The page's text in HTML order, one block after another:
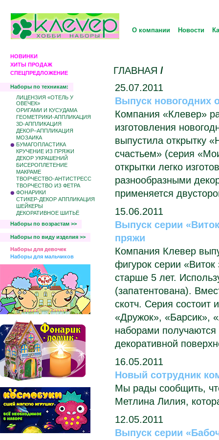
О компании Новости
НОВИНКИ
ХИТЫ ПРОДАЖ
СПЕЦПРЕДЛОЖЕНИЕ
Наборы по техникам:
ЛИЦЕНЗИЯ «ОТЕЛЬ У
ОВЕЧЕК»
ОРИГАМИ И КУСУДАМА
ГЕОМЕТРИКИ-АППЛИКАЦИЯ
3D-АППЛИКАЦИЯ
ДЕКОР–АППЛИКАЦИЯ
МОЗАИКА
БУМАГОПЛАСТИКА
КРУЧЕНИЕ ИЗ ПРЯЖИ
ДЕКОР УКРАШЕНИЙ
БИCЕРОПЛЕТЕНИЕ
МАКРАМЕ
ТВОРЧЕСТВО-АНТИСТРЕСС
ТВОРЧЕСТВО ИЗ ФЕТРА
ФОНАРИКИ
СТИКЕР-ДЕКОР АППЛИКАЦИЯ
ШЕЙКЕРЫ
ДЕКОРАТИВНОЕ ШИТЬЁ
Наборы по возрастам >>
Наборы по виду изделия >>
Наборы для девочек
Наборы для мальчиков
ГЛАВНАЯ /
25.07.2011
Выпуск новогодних
Компания «Клевер»
изготовления
выпустила открытку
счастьем» (серия
открытки легко
разнообразными
применяется
15.06.2011
Выпуск серии
пряжи
Компания Клевер
фигурок серии
старше 5 лет.
(запатентована).
скотч. Серия состоит
«Дружок», «Барсик»,
наборами
декоративной
16.05.2011
Новый сотрудник
Мы рады сообщить,
Метлина Лилия,
12.05.2011
Выпуск серии